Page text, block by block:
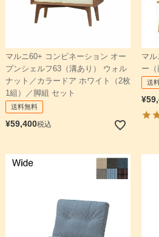
マルニ60+ コンビネーション オー
プンシェルフ63（溝あり） ウォル
ナット／カラードア ホワイト（2枚
1組）／脚組 セット
送料無料
¥59,400税込
マ
ー
送
¥